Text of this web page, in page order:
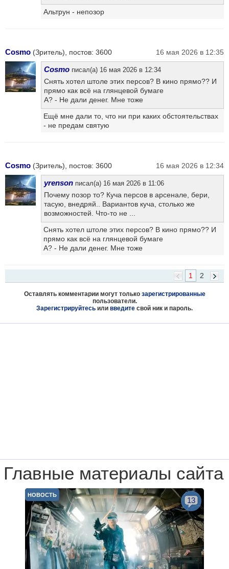
Альтрун - непозор
Cosmo (Зритель), постов: 3600 16 мая 2026 в 12:35
Cosmo писал(а) 16 мая 2026 в 12:34
Снять хотел штоле этих персов? В кино прямо?? И
прямо как всё на глянцевой бумаге
А? - Не дали денег. Мне тоже
Ещё мне дали то, что ни при каких обстоятельствах
- не предам святую
Cosmo (Зритель), постов: 3600 16 мая 2026 в 12:34
yrenson писал(а) 16 мая 2026 в 11:06
Почему позор то? Куча персов в арсенале, бери,
тасую, внедряй.. Вариантов куча, столько же
возможностей. Что-то не ...
Снять хотел штоле этих персов? В кино прямо?? И
прямо как всё на глянцевой бумаге
А? - Не дали денег. Мне тоже
2
1
Оставлять комментарии могут только зарегистрированные
пользователи.
Зарегистрируйтесь или введите свой ник и пароль.
Главные материалы сайта
НОВОСТЬ
13